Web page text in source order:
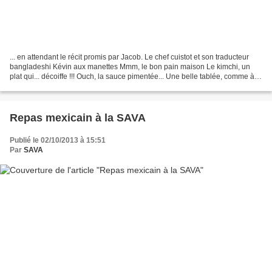
... en attendant le récit promis par Jacob. Le chef cuistot et son traducteur
bangladeshi Kévin aux manettes Mmm, le bon pain maison Le kimchi, un
plat qui... décoiffe !!! Ouch, la sauce pimentée... Une belle tablée, comme à
Repas mexicain à la SAVA
Publié le 02/10/2013 à 15:51
Par SAVA